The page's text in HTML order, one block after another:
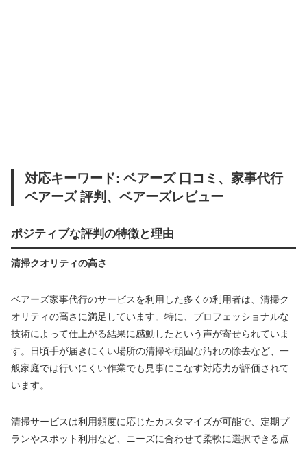
対応キーワード: ベアーズ 口コミ、家事代行
ベアーズ 評判、ベアーズレビュー
ポジティブな評判の特徴と理由
清掃クオリティの高さ
ベアーズ家事代行のサービスを利用した多くの利用者は、清掃ク
オリティの高さに満足しています。特に、プロフェッショナルな
技術によって仕上がる結果に感動したという声が寄せられていま
す。日頃手が届きにくい場所の清掃や頑固な汚れの除去など、一
般家庭では行いにくい作業でも見事にこなす対応力が評価されて
います。
清掃サービスは利用頻度に応じたカスタマイズが可能で、定期プ
ランやスポット利用など、ニーズに合わせて柔軟に選択できる点